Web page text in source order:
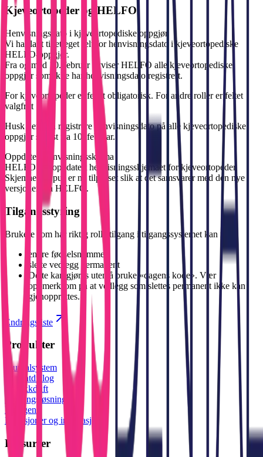
Kjeveortopeder og HELFO
Henvisningsdato i kjeveortopediske oppgjør
Vi har lagt til et eget felt forhenvisningsdato i kjeveortopediske
HELFO-oppgjør.
Fra og med 10. februaravviser HELFO alle kjeveortopediske
oppgjør som ikke har henvisningsdato registrert.
For kjeveortopeder er feltet obligatorisk. For andre roller er feltet
valgfritt
Husk derfor å registrere henvisningsdato på alle kjeveortopediske
oppgjør senest fra 10. februar.
Oppdatert
henvisningsskjema
HELFO har oppdatert henvisningsskjemaet for kjeveortopeder.
Skjemaet i Opus er nå tilpasset slik at det samsvarer med den nye
versjonen fra HELFO.
Tilgangsstyring
Brukere som har riktig rolle/tilgang i tilgangssystemet kan nå:
endre fødselsnummer
slette vedlegg permanent
Dette kan gjøres uten å bruke «dagens kode». Vær
oppmerksom på at vedlegg som slettes permanent ikke kan
gjenopprettes.
Endringsliste
Produkter
Journalsystem
Pasientdialog
Klinikkdrift
Betalingsløsninger
Røntgen
Funksjoner og integrasjoner
Ressurser